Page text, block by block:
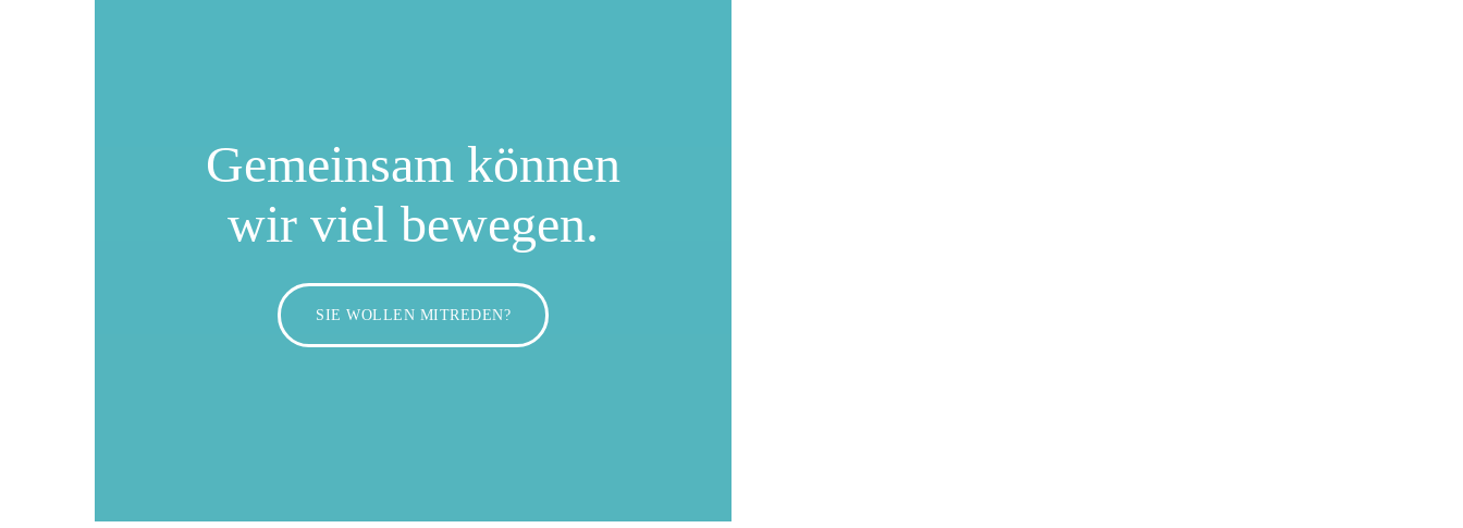
Gemeinsam können
wir viel bewegen.
SIE WOLLEN MITREDEN?